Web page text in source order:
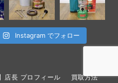
Instagram でフォロー
店長 プロフィール 買取方法